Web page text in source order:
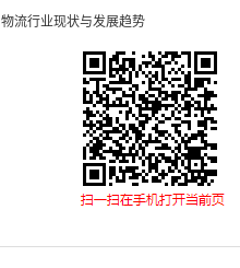
物流行业现状与发展趋势